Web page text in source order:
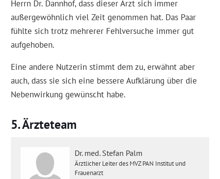
Herrn Dr. Dannhof, dass dieser Arzt sich immer
außergewöhnlich viel Zeit genommen hat. Das Paar
fühlte sich trotz mehrerer Fehlversuche immer gut
aufgehoben.
Eine andere Nutzerin stimmt dem zu, erwähnt aber
auch, dass sie sich eine bessere Aufklärung über die
Nebenwirkung gewünscht habe.
Ärzteteam
Dr. med. Stefan Palm
Ärztlicher Leiter des MVZ PAN Institut und
Frauenarzt